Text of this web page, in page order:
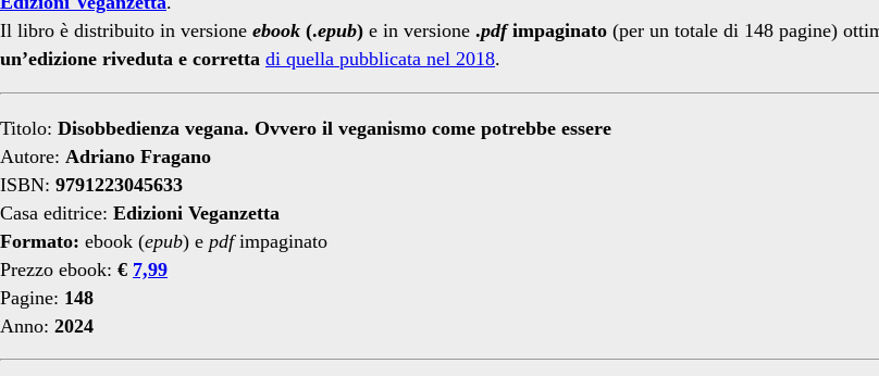
Il libro è distribuito in versione ebook (.epub) e in versione .pdfimpaginato (per un totale di 148 pagine)
un’edizione riveduta e corretta di quella pubblicata nel 2018.
Titolo: Disobbedienza vegana. Ovvero il veganismo come potrebbe essere
Autore: Adriano Fragano
ISBN: 9791223045633
Casa editrice: Edizioni Veganzetta
Formato: ebook (epub) e pdfimpaginato
Prezzo ebook: € 7,99
Pagine: 148
Anno: 2024